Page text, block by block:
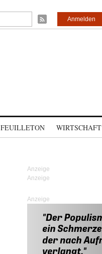
Anmelden
FEUILLETON WIRTSCHAFT
Anzeige